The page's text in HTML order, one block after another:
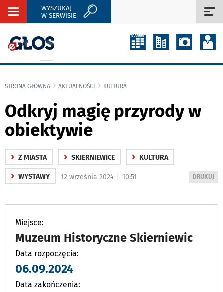
Rozwiń
WYSZUKAJ
W SERWISIE
STRONA GŁÓWNA AKTUALNOŚCI KULTURA
Odkryj magię przyrody w
obiektywie
› Z MIASTA › SKIERNIEWICE › KULTURA
› WYSTAWY
WYDRUKUJ
DRUKUJ
12 września 2024 10:51
Miejsce:
Muzeum Historyczne Skierniewic
Data rozpoczęcia:
06.09.2024
Data zakończenia: